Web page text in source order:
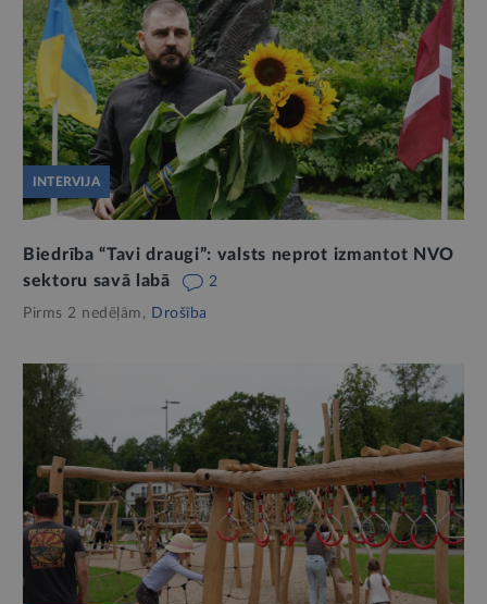
INTERVIJA
Biedrība “Tavi draugi”: valsts neprot izmantot NVO
sektoru savā labā
2
Pirms 2 nedēļām, Drošība